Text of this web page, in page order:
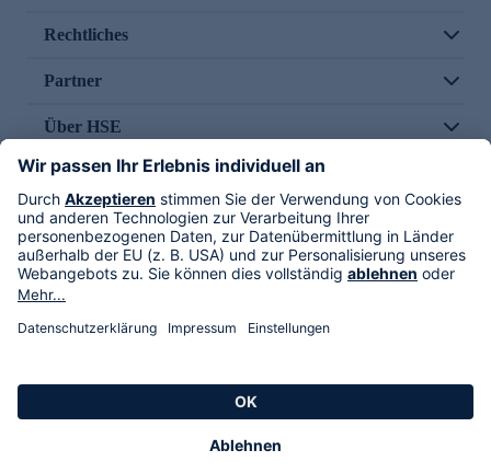
Rechtliches
Partner
Über HSE
Im TV
HSE International